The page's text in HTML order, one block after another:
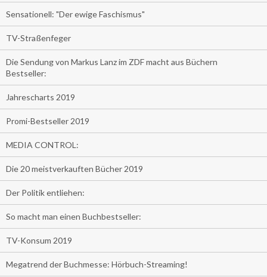
Sensationell: "Der ewige Faschismus"
TV-Straßenfeger
Die Sendung von Markus Lanz im ZDF macht aus Büchern
Bestseller:
Jahrescharts 2019
Promi-Bestseller 2019
MEDIA CONTROL:
Die 20 meistverkauften Bücher 2019
Der Politik entliehen:
So macht man einen Buchbestseller:
TV-Konsum 2019
Megatrend der Buchmesse: Hörbuch-Streaming!